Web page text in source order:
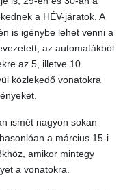
a HÉV-járatok. A
is igénybe lehet venni a
az automatákból
az 5, illetve 10
közlekedő vonatokra
ismét nagyon sokan
a március 15-i
amikor mintegy
a vonatokra.